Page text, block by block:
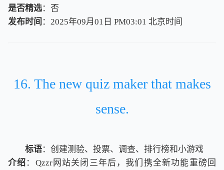
是否精选：否
发布时间 ：2025年09月01日 PM03:01 北京时间
北京时间
16. The new quiz maker that makes
sense.
标语：创建测验、投票、调查、排行榜和小游戏
介绍 ：Qzzr网站关闭三年后，我们携全新功能重磅回